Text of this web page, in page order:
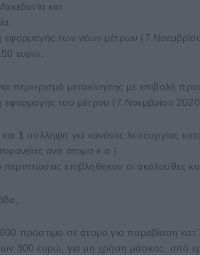
και
εφαρμογής των νέων μέτρων (7
ευρώ.
περιορισμό μετακίνησης με επιβολή
εφαρμογής του μέτρου (7 Νοεμβρίου
1 σύλληψη για κανόνες λειτουργίας
ανά άτομο κ.α.).
επιβλήθηκαν οι ακόλουθες
πρόστιμο σε άτομο για παραβίαση κατ’
300 ευρώ, για μη χρήση μάσκας, από